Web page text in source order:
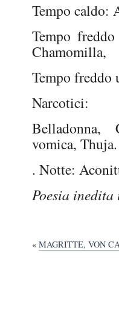
Tempo caldo:
Tempo
Chamomilla,
Tempo
Narcotici:
Belladonna,
vomica, Thuja.
. Notte:
Poesia
« MAGRITTE, VON